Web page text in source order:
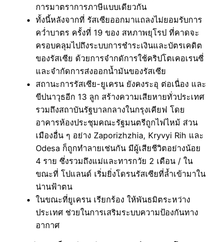
การมาตราการภาษีแบบเดียวกัน
ทั้งนี้หลังจากที่ รัสเซียออกมาแถลงไม่ยอมรับการ
คว่ำบาตร ครั้งที่ 19 ของ สหภาพยุโรป ที่คาดจะ
ครอบคลุมไปถึงระบบการชำระเงินและบัตรเคดิต
ของรัสเซีย ด้วยการจำกดัการใช้คริปโตเคอเรนซี่
และจำกัดการส่งออกน้ำมันของรัสเซีย
สถานะการรัสเซีย-ยูเครน ยังคงระอุ ต่อเนื่อง และ
ขีปนาวุธอีก 13 ลูก สร้างความเสียหายทั่วประเทศ
รวมถึงสถาบันรัฐบาลกลางในกรุงเคียฟ โดย
อาคารห้องประชุมคณะรัฐมนตรีถูกไฟไหม้ ส่วน
เมืองอื่น ๆ อย่าง Zaporizhzhia, Kryvyi Rih และ
Odesa ก็ถูกทำลายเช่นกัน มีผู้เสียชีวิตอย่างน้อย
4 ราย ซึ่งรวมถึงแม่และทารกวัย 2 เดือน / ใน
ขณะที่ โปแลนด์ เริ่มยิ่งโดรนรัสเซียที่ล้ำเข้ามาใน
น่านฟ้าตน
ในขณะที่ยูเครน เรียกร้อง ให้พันธมิตระหว่าง
ประเทศ ช่วยในการเสริมระบบความป้องกันทาง
อากาศ